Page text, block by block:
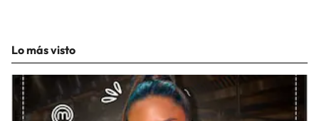
Lo más visto